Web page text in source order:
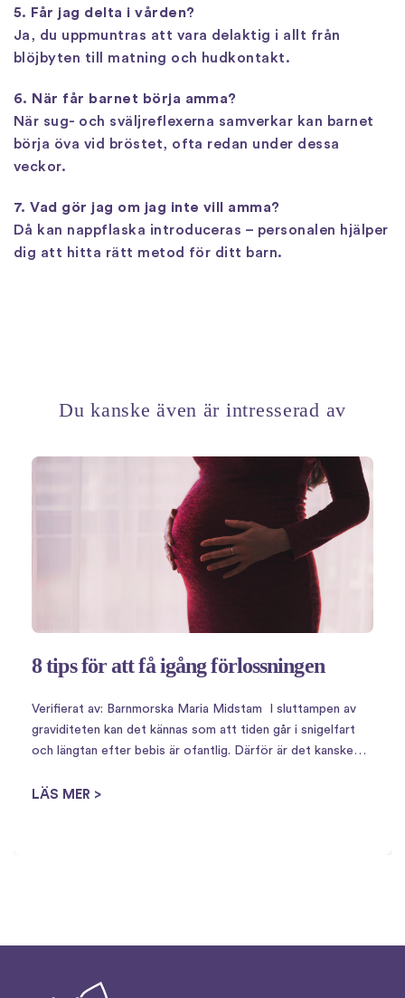
5. Får jag delta i vården?
Ja, du uppmuntras att vara delaktig i allt från
blöjbyten till matning och hudkontakt.
6. När får barnet börja amma?
När sug- och sväljreflexerna samverkar kan barnet
börja öva vid bröstet, ofta redan under dessa
veckor.
7. Vad gör jag om jag inte vill amma?
Då kan nappflaska introduceras – personalen hjälper
dig att hitta rätt metod för ditt barn.
Du kanske även är intresserad av
8 tips för att få igång förlossningen
Verifierat av: Barnmorska Maria Midstam I sluttampen av
graviditeten kan det kännas som att tiden går i snigelfart
och längtan efter bebis är ofantlig. Därför är det kanske
att…
LÄS MER >